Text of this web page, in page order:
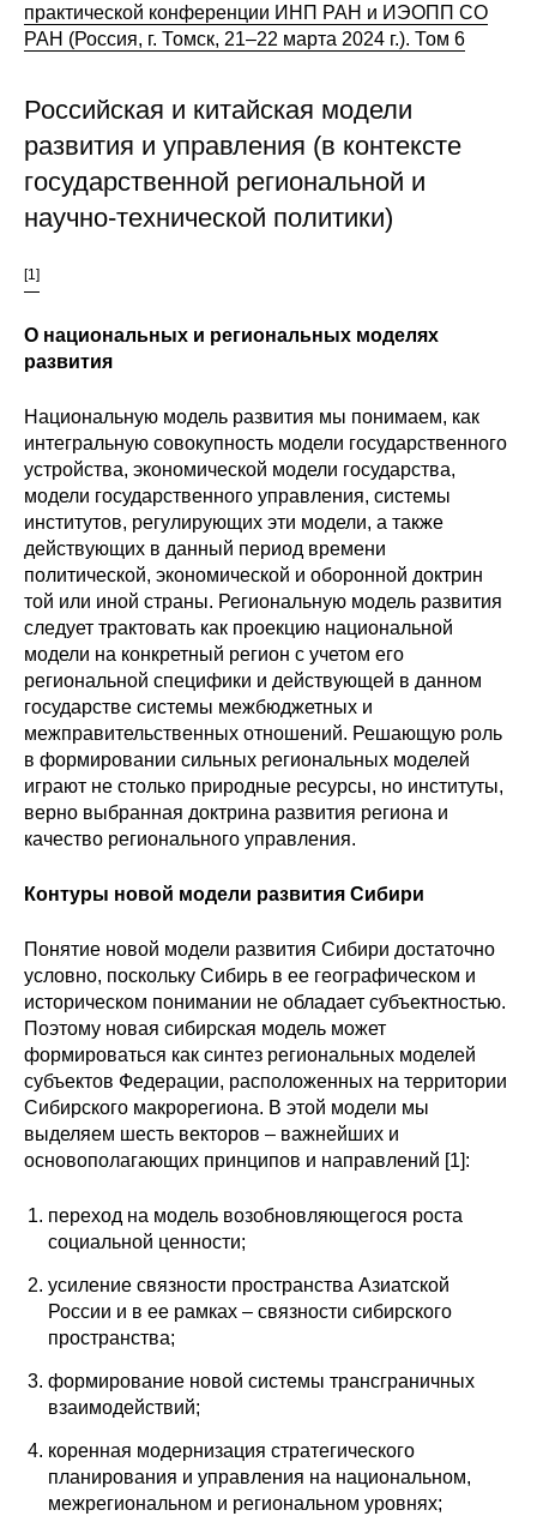
Регулярные прогнозы
Оценка индекса промышленного
производства
Центр «Климатическая политика и
Образование и карьера
Кафедра МФТИ
Кафедра МАДИ
Аспирантура
Об аспирантуре
Поступление
Обучение
Нормативные документы
Диссертационный совет
О совете
Материалы
Конкурсы и вакансии
Контакты
практической конференции ИНП РАН и ИЭОПП СО
РАН (Россия, г. Томск, 21–22 марта 2024 г.). Том 6
Российская и китайская модели
развития и управления (в контексте
государственной региональной и
научно-технической политики)
[1]
О национальных и региональных моделях
развития
Национальную модель развития мы понимаем, как
интегральную совокупность модели государственного
устройства, экономической модели государства,
модели государственного управления, системы
институтов, регулирующих эти модели, а также
действующих в данный период времени
политической, экономической и оборонной доктрин
той или иной страны. Региональную модель развития
следует трактовать как проекцию национальной
модели на конкретный регион с учетом его
региональной специфики и действующей в данном
государстве системы межбюджетных и
межправительственных отношений. Решающую роль
в формировании сильных региональных моделей
играют не столько природные ресурсы, но институты,
верно выбранная доктрина развития региона и
качество регионального управления.
Контуры новой модели развития Сибири
Понятие новой модели развития Сибири достаточно
условно, поскольку Сибирь в ее географическом и
историческом понимании не обладает субъектностью.
Поэтому новая сибирская модель может
формироваться как синтез региональных моделей
субъектов Федерации, расположенных на территории
Сибирского макрорегиона. В этой модели мы
выделяем шесть векторов – важнейших и
основополагающих принципов и направлений [1]:
переход на модель возобновляющегося роста
социальной ценности;
усиление связности пространства Азиатской
России и в ее рамках – связности сибирского
пространства;
формирование новой системы трансграничных
взаимодействий;
коренная модернизация стратегического
планирования и управления на национальном,
межрегиональном и региональном уровнях;